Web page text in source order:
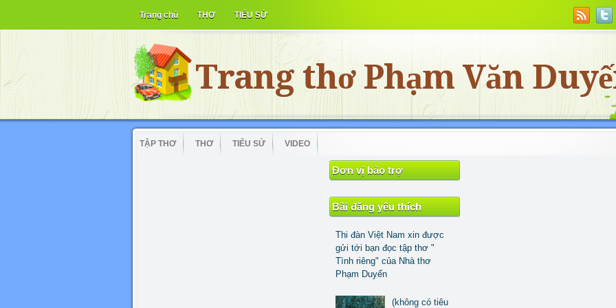
Trang chủ THƠ TIỂU SỬ
Trang thơ Phạm Văn
TẬP THƠ THƠ TIỂU SỬ VIDEO
Đơn vị bảo trợ
Bài đăng yêu thích
Thi đàn Việt Nam xin được
gửi tới bạn đọc tập thơ "
Tình riêng" của Nhà thơ
Phạm Duyến
(không có tiêu